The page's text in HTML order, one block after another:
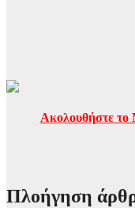
Ακολουθήστε το
Πλοήγηση